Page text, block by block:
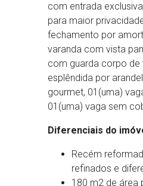
com entrada
para maior
fechamento por
varanda com vista
com guarda corpo de
esplêndida por
gourmet, 01(uma)
01(uma) vaga sem
Diferenciais do
Recém
refinados e
180 m2 de área